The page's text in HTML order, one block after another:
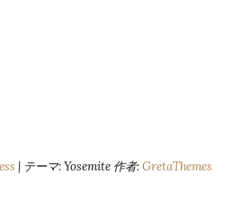
| テーマ: Yosemite 作者:GretaThemes